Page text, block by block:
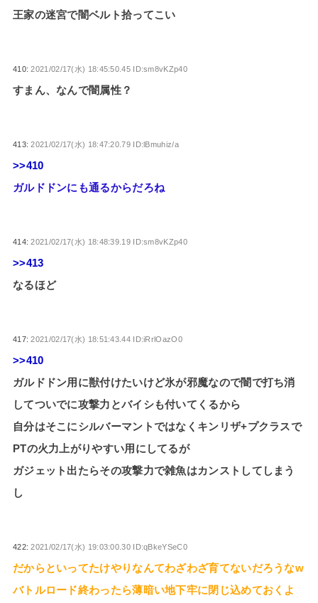
王家の迷宮で闇ベルト拾ってこい
410:2021/02/17(水) 18:45:50.45 ID:sm8vKZp40
すまん、なんで闇属性？
413:2021/02/17(水) 18:47:20.79 ID:lBmuhiz/a
>>410
ガルドドンにも通るからだろね
414:2021/02/17(水) 18:48:39.19 ID:sm8vKZp40
>>413
なるほど
417:2021/02/17(水) 18:51:43.44 ID:iRrlOazO0
>>410
ガルドドン用に獣付けたいけど氷が邪魔なので闇で打ち消
してついでに攻撃力とバイシも付いてくるから
自分はそこにシルバーマントではなくキンリザ+プクラスで
PTの火力上がりやすい用にしてるが
ガジェット出たらその攻撃力で雑魚はカンストしてしまう
し
422:2021/02/17(水) 19:03:00.30 ID:qBkeYSeC0
だからといってたけやりなんてわざわざ育てないだろうなw
バトルロード終わったら薄暗い地下牢に閉じ込めておくよ